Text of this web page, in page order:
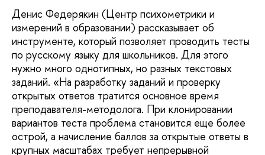
Денис Федерякин (Центр психометрики и
измерений в образовании) рассказывает об
инструменте, который позволяет проводить тесты
по русскому языку для школьников. Для этого
нужно много однотипных, но разных текстовых
заданий. «На разработку заданий и проверку
открытых ответов тратится основное время
преподавателя-методолога. При клонировании
вариантов теста проблема становится еще более
острой, а начисление баллов за открытые ответы в
крупных масштабах требует непрерывной